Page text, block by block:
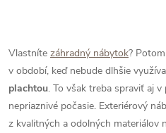
v
l
á
Vlastníte záhradný nábytok?
v období, keď nebude dlhšie
plachtou. To však treba spraviť aj
nepriaznivé počasie. Exteriérový
z kvalitných a odolných materiálov